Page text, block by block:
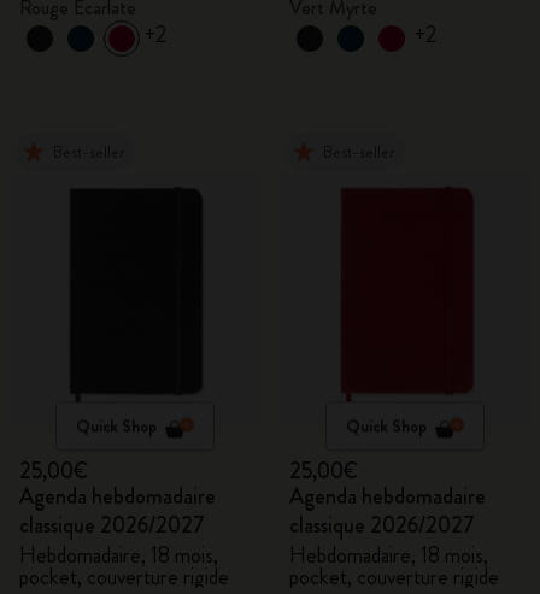
+2 +2
Quick Shop
25,00€
Agenda hebdomadaire
classique 2026/2027
Hebdomadaire, 18 mois,
pocket, couverture rigide
Quick Shop
25,00€
Agenda hebdomadaire
classique 2026/2027
Hebdomadaire, 18 mois,
pocket, couverture rigide